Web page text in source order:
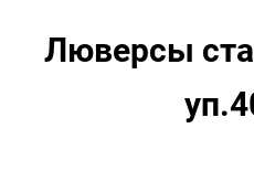
Люверсы